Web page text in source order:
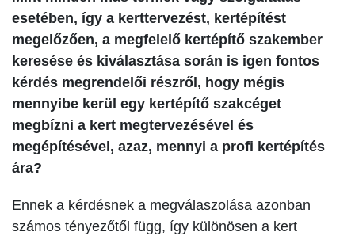
esetében, így a kerttervezést, kertépítést
megelőzően, a megfelelő kertépítő szakember
keresése és kiválasztása során is igen fontos
kérdés megrendelői részről, hogy mégis
mennyibe kerül egy kertépítő szakcéget
megbízni a kert megtervezésével és
megépítésével, azaz, mennyi a profi kertépítés
ára?
Ennek a kérdésnek a megválaszolása azonban
számos tényezőtől függ, így különösen a kert